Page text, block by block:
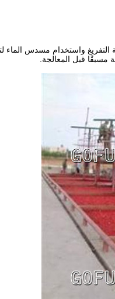
التفريغ واستخدام مسدس
قبل المعالجة.